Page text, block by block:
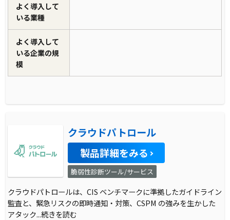
よく導入して
いる業種
よく導入して
いる企業の規
模
クラウドパトロール
製品詳細をみる
脆弱性診断ツール/サービス
クラウドパトロールは、CIS ベンチマークに準拠したガイドライン
監査と、緊急リスクの即時通知・対策、CSPM の強みを生かした
アタック...続きを読む